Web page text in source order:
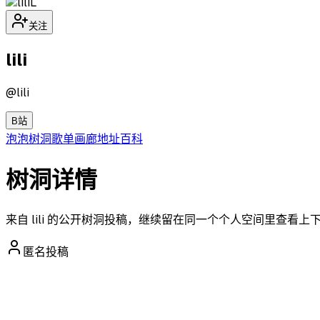
关注
lili
@lili
B站
泡泡树洞歌单画廊地址百科
树洞详情
来自 lili 的公开树洞投稿，继续留在同一个个人空间里查看上
匿名投稿